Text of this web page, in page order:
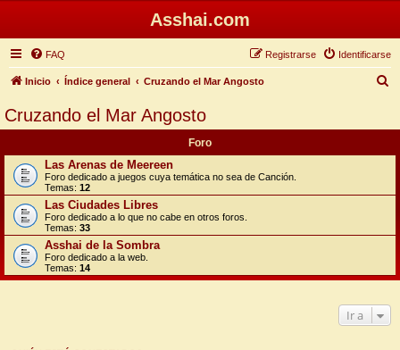
Asshai.com
FAQ Identificarse
Registrarse
Inicio Índice general Cruzando el Mar Angosto
Cruzando el Mar Angosto
Foro
Las Arenas de Meereen
Foro dedicado a juegos cuya temática no sea de Canción.
Temas: 12
Las Ciudades Libres
Foro dedicado a lo que no cabe en otros foros.
Temas: 33
Asshai de la Sombra
Foro dedicado a la web.
Temas: 14
Ir a